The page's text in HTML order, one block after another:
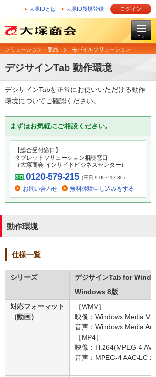
大塚IDとは 大塚ID新規登録 ログイン
メニュー
ソリューション・製品 モバイルソリューション
デジサインTab 動作環境
デジサインTabを正常にお使いいただける動作
環境についてご確認ください。
まずはお気軽にご相談ください。
【総合受付窓口】
タブレットソリューション相談窓口
（大塚商会 インサイドビジネスセンター）
0120-579-215（平日 9:00～17:30）
お問い合わせ 無料体験申し込みをする
動作環境
仕様一覧
シリーズ
デジサインTab for
Windows 8版
対応フォーマット
（動画）
［WMV］
映像：Windows Media
音声：Windows Media
［MP4］
映像：H.264(MPEG-4
音声：MPEG-4 AAC-LC